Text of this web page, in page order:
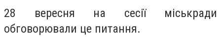
28 вересня на сесії міськради
обговорювали це питання.